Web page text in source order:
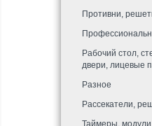
Противни,
Рабочий стол,
двери, лицевые
Разное
Рассекатели,
Таймеры, модули